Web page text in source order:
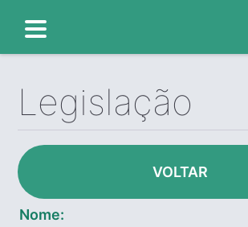
Legislação
VOLTAR
Nome: